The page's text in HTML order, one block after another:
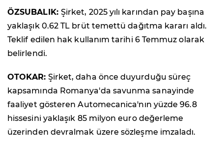
ÖZSUBALIK: Şirket, 2025 yılı karından pay başına
yaklaşık 0.62 TL brüt temettü dağıtma kararı aldı.
Teklif edilen hak kullanım tarihi 6 Temmuz olarak
belirlendi.
OTOKAR: Şirket, daha önce duyurduğu süreç
kapsamında Romanya'da savunma sanayinde
faaliyet gösteren Automecanica'nın yüzde 96.8
hissesini yaklaşık 85 milyon euro değerleme
üzerinden devralmak üzere sözleşme imzaladı.